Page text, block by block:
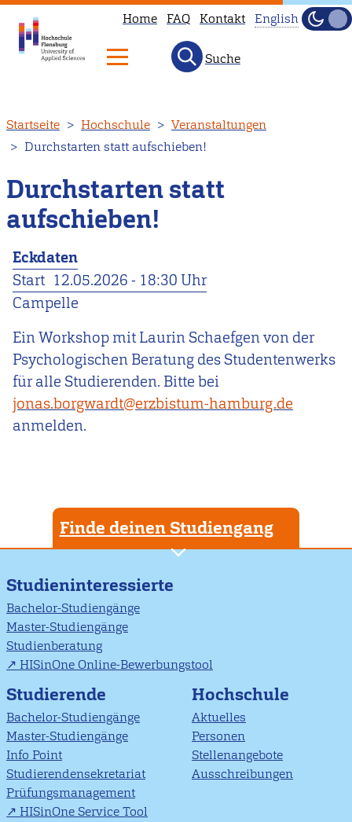
zum
Inhalt
Home FAQ Kontakt
page
instead.
English
Hell
Suche
Startseite Hochschule
Veranstaltungen
Durchstarten statt aufschieben!
Durchstarten statt
aufschieben!
Eckdaten
Start 12.05.2026 - 18:30 Uhr
Campelle
Ein Workshop mit Laurin Schaefgen von der
Psychologischen Beratung des Studentenwerks
für alle Studierenden. Bitte bei
jonas.borgwardt@erzbistum-hamburg.de
anmelden.
Finde deinen Studiengang
Studieninteressierte
Bachelor-Studiengänge
Master-Studiengänge
Studienberatung
HISinOne Online-Bewerbungstool
Studierende
Bachelor-Studiengänge
Master-Studiengänge
Info Point
Studierendensekretariat
Prüfungsmanagement
HISinOne Service Tool
Hochschule
Aktuelles
Personen
Stellenangebote
Ausschreibungen